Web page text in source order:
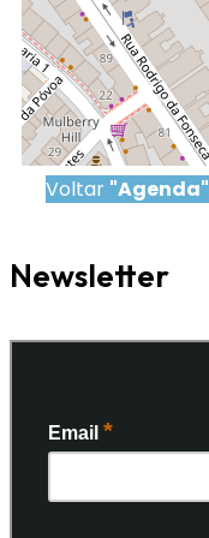
Voltar "Agenda"
Newsletter